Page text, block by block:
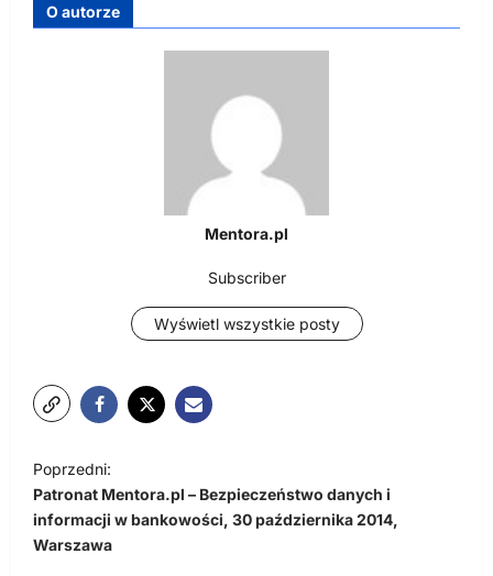
O autorze
Mentora.pl
Subscriber
Wyświetl wszystkie posty
N
a
w
i
Poprzedni:
Patronat Mentora.pl – Bezpieczeństwo danych i
informacji w bankowości, 30 października 2014,
Warszawa